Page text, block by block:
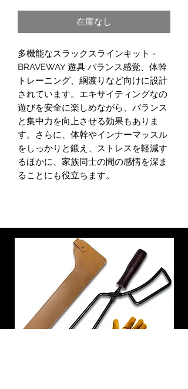
ル
格
在庫なし
多機能なスラックスラインキット -
BRAVEWAY 遊具 バランス感覚、体幹
トレーニング、綱渡りなど向けに設計
されています。エキサイティングなの
遊びを安全に楽しめながら、バランス
と集中力を向上させる効果もありま
す。さらに、体幹やインナーマッスル
をしっかりと鍛え、ストレスを軽減す
るほかに、家族同士の間の感情を深ま
ることにも役立ちます。